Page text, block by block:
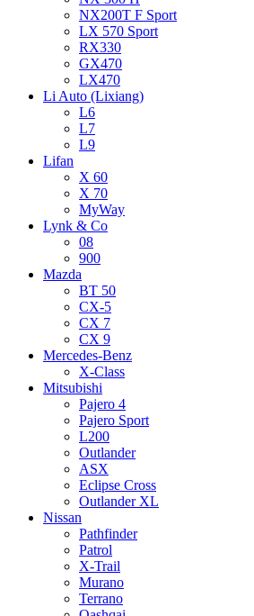
NX200T F Sport
LX 570 Sport
RX330
GX470
LX470
Li Auto (Lixiang)
L6
L7
L9
Lifan
X 60
X 70
MyWay
Lynk & Co
08
900
Mazda
BT 50
CX-5
CX 7
CX 9
Mercedes-Benz
X-Class
Mitsubishi
Pajero 4
Pajero Sport
L200
Outlander
ASX
Eclipse Cross
Outlander XL
Nissan
Pathfinder
Patrol
X-Trail
Murano
Terrano